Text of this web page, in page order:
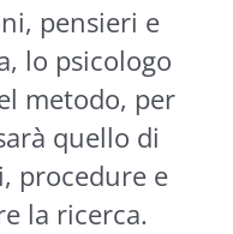
pensieri e
lo psicologo
metodo, per
quello di
, procedure e
la ricerca.